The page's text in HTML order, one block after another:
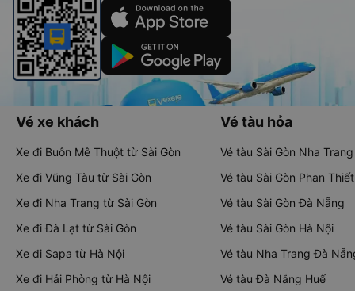
Vé xe khách
Xe đi Buôn Mê Thuột từ Sài Gòn
Xe đi Vũng Tàu từ Sài Gòn
Xe đi Nha Trang từ Sài Gòn
Xe đi Đà Lạt từ Sài Gòn
Xe đi Sapa từ Hà Nội
Xe đi Hải Phòng từ Hà Nội
Vé tàu hỏa
Vé tàu Sài Gòn Nha Trang
Vé tàu Sài Gòn Phan Thiết
Vé tàu Sài Gòn Đà Nẵng
Vé tàu Sài Gòn Hà Nội
Vé tàu Nha Trang Đà
Vé tàu Đà Nẵng Huế